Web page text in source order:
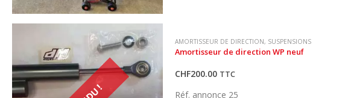
AMORTISSEUR DE DIRECTION, SUSPENSIONS
Amortisseur de direction WP neuf
CHF200.00 TTC
Réf. annonce 25